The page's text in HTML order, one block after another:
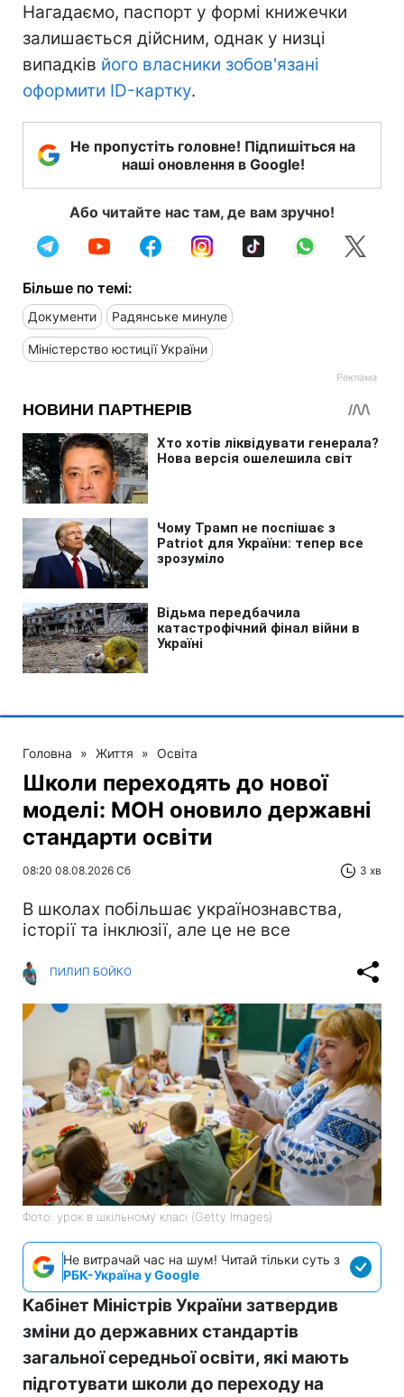
Нагадаємо, паспорт у формі книжечки
залишається дійсним, однак у низці
випадків його власники зобов'язані
оформити ID-картку.
Не пропустіть головне! Підпишіться на
наші оновлення в Google!
Або читайте нас там, де вам зручно!
Більше по темі:
Документи Радянське минуле
Міністерство юстиції України
Головна » Життя » Освіта
Школи переходять до нової
моделі: МОН оновило державні
стандарти освіти
08:20 08.08.2026 Сб 3 хв
В школах побільшає українознавства,
історії та інклюзії, але це не все
ПИЛИП БОЙКО
Фото: урок в шкільному класі (Getty Images)
Не витрачай час на шум! Читай тільки суть з
РБК-Україна у Google
Кабінет Міністрів України затвердив
зміни до державних стандартів
загальної середньої освіти, які мають
підготувати школи до переходу на